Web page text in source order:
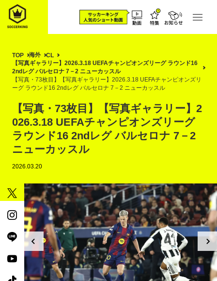
TOP 海外
CL
【写真ギャラリー】2026.3.18 UEFAチャンピオンズリーグ ラウンド16
2ndレグ バルセロナ 7－2 ニューカッスル
【写真・73枚目】【写真ギャラリー】2026.3.18 UEFAチャンピオンズリ
ーグ ラウンド16 2ndレグ バルセロナ 7－2 ニューカッスル
【写真・73枚目】【写真ギャラリー】2
026.3.18 UEFAチャンピオンズリーグ
ラウンド16 2ndレグ バルセロナ 7－2
ニューカッスル
2026.03.20